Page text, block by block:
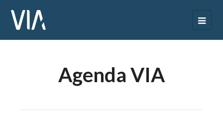
Agenda VIA